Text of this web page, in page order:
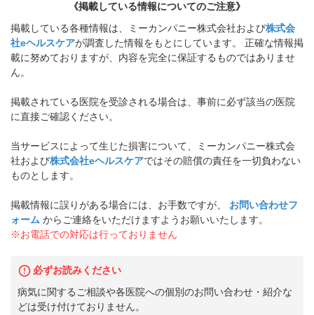
《掲載している情報についてのご注意》
掲載している各種情報は、ミーカンパニー株式会社および株式会
社eヘルスケアが調査した情報をもとにしています。 正確な情報掲
載に努めておりますが、内容を完全に保証するものではありませ
ん。
掲載されている医院を受診される場合は、事前に必ず該当の医院
に直接ご確認ください。
当サービスによって生じた損害について、ミーカンパニー株式会
社および株式会社eヘルスケアではその賠償の責任を一切負わない
ものとします。
掲載情報に誤りがある場合には、お手数ですが、
お問い合わせフ
ォーム からご連絡をいただけますようお願いいたします。
※お電話での対応は行っておりません
必ずお読みください
病気に関するご相談や各医院への個別のお問い合わせ・紹介な
どは受け付けておりません。